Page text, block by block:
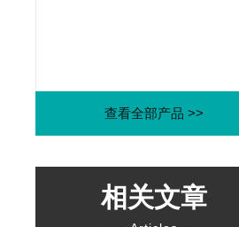
查看全部产品 >>
相关文章